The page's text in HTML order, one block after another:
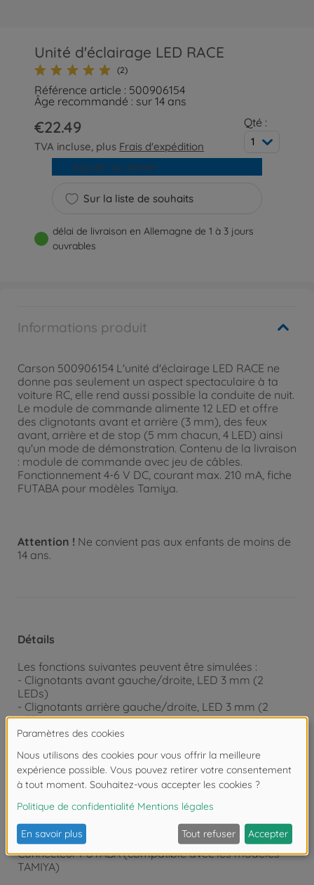
Unité d'éclairage LED RACE
(2)
Référence article : 500906154
Âge recommandé : sur 14 ans
€22.49
TVA incluse, plus Frais d'expédition
Qté :
1
Sur la liste de souhaits
Ajouter au panier
délai de livraison en Allemagne de 1 à 3 jours
ouvrables
Informations produit
Carson 500906154 L'unité d'éclairage LED RACE ne
donne pas seulement un aspect spectaculaire à ta
voiture RC, elle rend aussi possible la conduite de nuit.
Le module de commande alimente 12 LED et offre
des clignotants avant et arrière (3 mm), des feux
avant, arrière et de stop (5 mm chacun, 4 LED) ainsi
qu'un mode de démonstration. Contenu de la livraison
: module de commande avec jeu de câbles.
Fonctionnement 4-6 V DC, courant max. 210 mA, fiche
FUTABA pour modèles Tamiya.
Attention ! Ne convient pas aux enfants de moins de
14 ans.
Détails
Les fonctions suivantes peuvent être simulées :
- Clignotants avant gauche/droite, LED 3 mm (2
LEDs)
- Clignotants arrière gauche/droite, LED 3 mm (2
LEDs)
- Feux avant gauche/droite, LED 5 mm (4 LEDs)
LEDs)
- Mode démonstration (se lance lorsque l’émetteur
est éteint)
Caractéristiques :
Tension d’entrée : 4–6 V (DC)
Courant max. : 210 mA
Connecteur FUTABA (compatible avec les modèles
TAMIYA)